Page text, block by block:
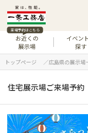
来場予約はこちら
お近くの
展示場
イベン
探す
トップページ 広島県の展示
住宅展示場ご来場予約